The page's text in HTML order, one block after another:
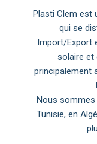
Plasti Clem est
qui se
Import/Export
solaire et
principalement
Nous sommes
Tunisie, en